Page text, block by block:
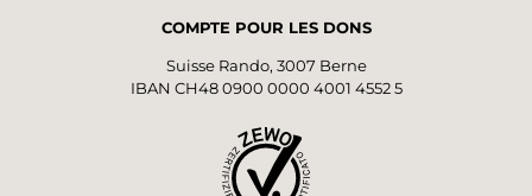
COMPTE POUR LES DONS
Suisse Rando, 3007 Berne
IBAN CH48 0900 0000 4001 4552 5